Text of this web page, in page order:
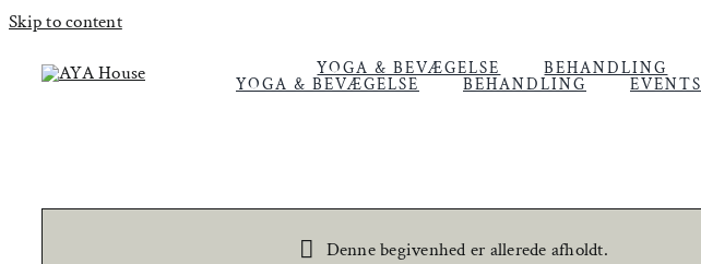
Skip to content
YOGA & BEVÆGELSE BEHANDLING
YOGA & BEVÆGELSE BEHANDLING EVENTS
Denne begivenhed er allerede afholdt.